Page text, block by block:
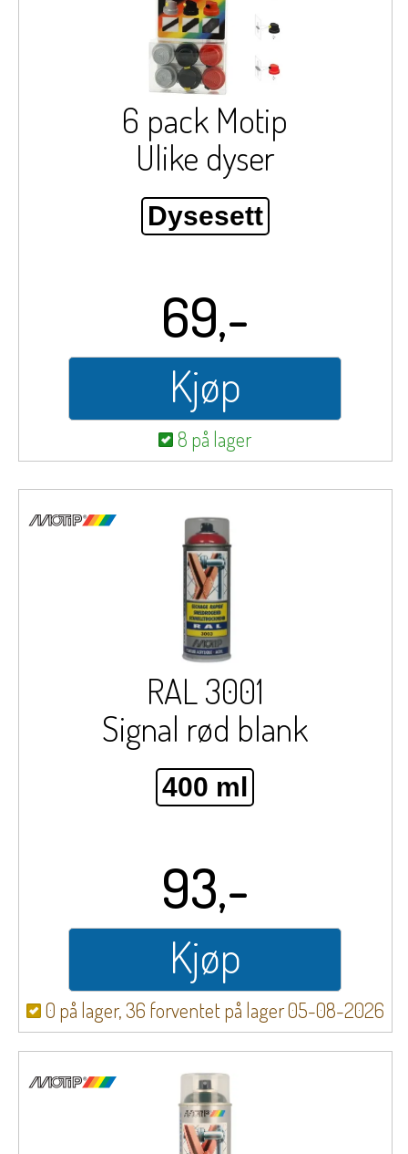
6 pack Motip
Ulike dyser
Dysesett
69,-
Kjøp
8 på lager
RAL 3001
Signal rød blank
400 ml
93,-
Kjøp
0 på lager, 36 forventet på lager 05-08-2026